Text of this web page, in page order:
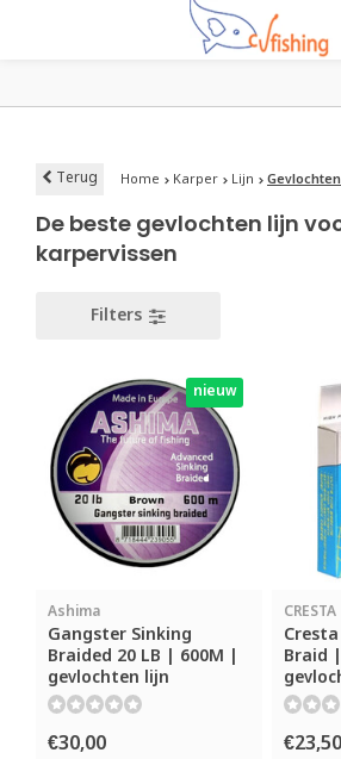
Terug Home Karper Lijn
De beste gevlochten lijn
karpervissen
Filters
nieuw
Ashima
Gangster Sinking
Braided 20 LB | 600M |
gevlochten lijn
€30,00
CRESTA
Braid |
€23,50